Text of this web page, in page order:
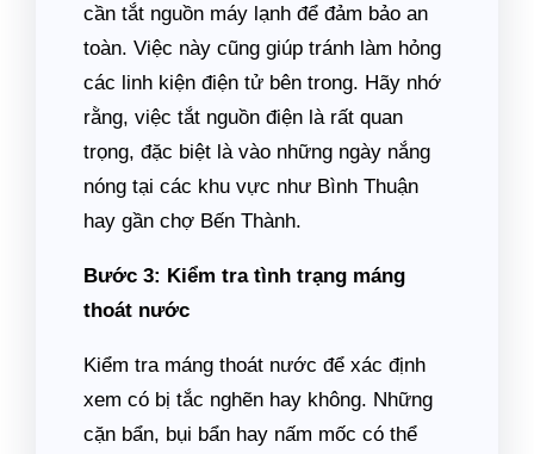
cần tắt nguồn máy lạnh để đảm bảo an
toàn. Việc này cũng giúp tránh làm hỏng
các linh kiện điện tử bên trong. Hãy nhớ
rằng, việc tắt nguồn điện là rất quan
trọng, đặc biệt là vào những ngày nắng
nóng tại các khu vực như Bình Thuận
hay gần chợ Bến Thành.
Bước 3: Kiểm tra tình trạng máng
thoát nước
Kiểm tra máng thoát nước để xác định
xem có bị tắc nghẽn hay không. Những
cặn bẩn, bụi bẩn hay nấm mốc có thể